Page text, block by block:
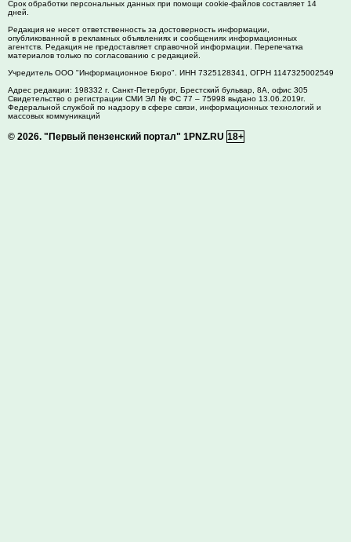
Срок обработки персональных данных при помощи cookie-файлов составляет 14
дней.
Редакция не несет ответственность за достоверность информации,
опубликованной в рекламных объявлениях и сообщениях информационных
агентств. Редакция не предоставляет справочной информации. Перепечатка
материалов только по согласованию с редакцией.
Учредитель ООО "Информационное Бюро". ИНН 7325128341, ОГРН 1147325002549
Адрес редакции: 198332 г. Санкт-Петербург, Брестский бульвар, 8А, офис 305
Свидетельство о регистрации СМИ ЭЛ № ФС 77 – 75998 выдано 13.06.2019г.
Федеральной службой по надзору в сфере связи, информационных технологий и
массовых коммуникаций
© 2026. "Первый пензенский портал" 1PNZ.RU 18+